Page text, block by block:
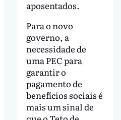
aposentados.
Para o novo
governo, a
necessidade de
uma PEC para
garantir o
pagamento de
benefícios sociais é
mais um sinal de